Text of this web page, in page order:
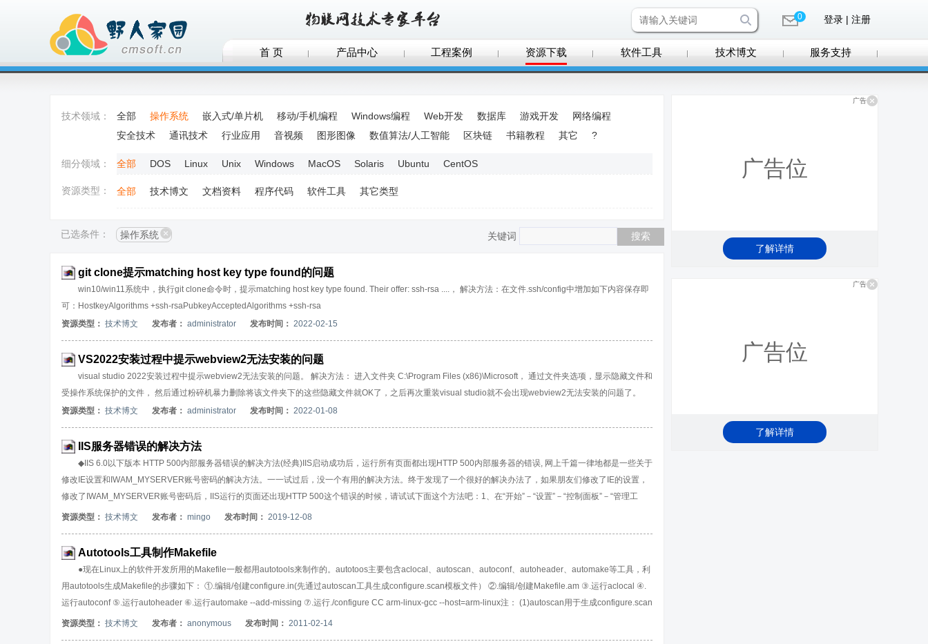
0 登录 | 注册
首 页 产品中心 工程案例 资源下载 软件工具 技术博文 服务支持
技术领域： 全部 操作系统 嵌入式/单片机 移动/手机编程 Windows编程 Web开发 数据库 游戏开发
网络编程
安全技术
通讯技术 行业应用 音视频 图形图像 数值算法/人工智能 区块链 书籍教程 其它 ?
细分领域： 全部 DOS Linux Unix Windows MacOS Solaris Ubuntu CentOS
资源类型： 全部 技术博文 文档资料 程序代码 软件工具 其它类型
已选条件： 操作系统 关键词
git clone提示matching host key type found的问题
win10/win11系统中，执行git clone命令时，提示matching host key type found. Their offer: ssh-rsa ....， 解决方法：在文件.ssh/config中增加如下内容保存即
可：HostkeyAlgorithms +ssh-rsaPubkeyAcceptedAlgorithms +ssh-rsa
资源类型： 技术博文 发布者： administrator 发布时间： 2022-02-15
VS2022安装过程中提示webview2无法安装的问题
visual studio 2022安装过程中提示webview2无法安装的问题。 解决方法： 进入文件夹 C:\Program Files (x86)\Microsoft， 通过文件夹选项，显示隐藏文件和
受操作系统保护的文件， 然后通过粉碎机暴力删除将该文件夹下的这些隐藏文件就OK了，之后再次重装visual studio就不会出现webview2无法安装的问题了。
资源类型： 技术博文 发布者： administrator 发布时间： 2022-01-08
IIS服务器错误的解决方法
◆IIS 6.0以下版本 HTTP 500内部服务器错误的解决方法(经典)IIS启动成功后，运行所有页面都出现HTTP 500内部服务器的错误, 网上千篇一律地都是一些关于
修改IE设置和IWAM_MYSERVER账号密码的解决方法。一一试过后，没一个有用的解决方法。终于发现了一个很好的解决办法了，如果朋友们修改了IE的设置，
修改了IWAM_MYSERVER账号密码后，IIS运行的页面还出现HTTP 500这个错误的时候，请试试下面这个方法吧：1、在“开始”－“设置”－“控制面板”－“管理工
具”－“服务”中，查看Distributed Transaction Coordinator服务（即DTC）和COM +Event System服务是否启动，若没有启动，请将这两个服务都启动。另外，我
条语句后，DTC就能启动成功了。2、执行完上述操作后，接下来就在cmd窗口中再先后执行以下三条命令：（１）、cd %windir%\system32\
资源类型： 技术博文 发布者： mingo 发布时间： 2019-12-08
Autotools工具制作Makefile
●现在Linux上的软件开发所用的Makefile一般都用autotools来制作的。autotoos主要包含aclocal、autoscan、autoconf、autoheader、automake等工具，利
用autotools生成Makefile的步骤如下： ①.编辑/创建configure.in(先通过autoscan工具生成configure.scan模板文件） ②.编辑/创建Makefile.am ③.运行aclocal ④.
运行autoconf ⑤.运行autoheader ⑥.运行automake --add-missing ⑦.运行./configure CC arm-linux-gcc --host=arm-linux注： (1)autoscan用于生成configure.scan
模板文件，用户要将其更名为configure.in(或configure.ac)才能被autoconf识别。 (2)autoconf用于读取configure.in文件，根据其内容生成configure脚本程序。 (
资源类型： 技术博文 发布者： anonymous 发布时间： 2011-02-14
广告
广告位
了解详情
广告
广告位
了解详情